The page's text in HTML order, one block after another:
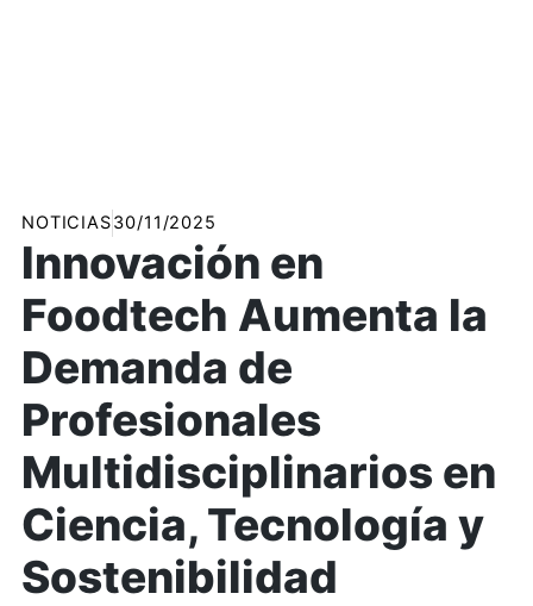
NOTICIAS30/11/2025
Innovación en
Foodtech Aumenta la
Demanda de
Profesionales
Multidisciplinarios en
Ciencia, Tecnología y
Sostenibilidad